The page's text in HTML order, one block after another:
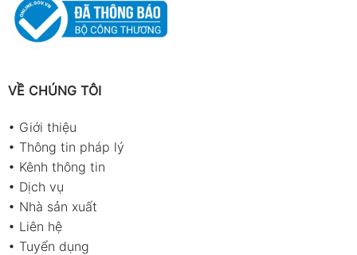
VỀ CHÚNG TÔI
• Giới thiệu
• Thông tin pháp lý
• Kênh thông tin
• Dịch vụ
• Nhà sản xuất
• Liên hệ
• Tuyển dụng